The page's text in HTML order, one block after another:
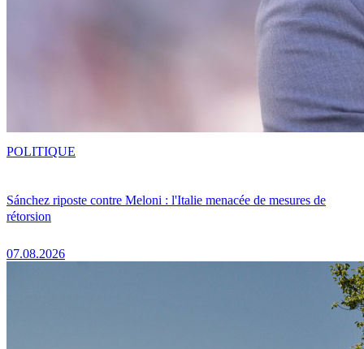
Sánchez riposte contre Meloni : l'Italie menacée de mesures de
rétorsion
07.08.2026
POLITIQUE